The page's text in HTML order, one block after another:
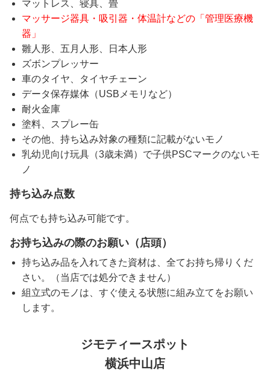
マットレス、寝具、畳
マッサージ器具・吸引器・体温計などの「管理医療機
器」
雛人形、五月人形、日本人形
ズボンプレッサー
車のタイヤ、タイヤチェーン
データ保存媒体（USBメモリなど）
耐火金庫
塗料、スプレー缶
その他、持ち込み対象の種類に記載がないモノ
乳幼児向け玩具（3歳未満）で子供PSCマークのないモ
ノ
持ち込み点数
何点でも持ち込み可能です。
お持ち込みの際のお願い（店頭）
持ち込み品を入れてきた資材は、全てお持ち帰りくだ
さい。（当店では処分できません）
組立式のモノは、すぐ使える状態に組み立てをお願い
します。
ジモティースポット
横浜中山店